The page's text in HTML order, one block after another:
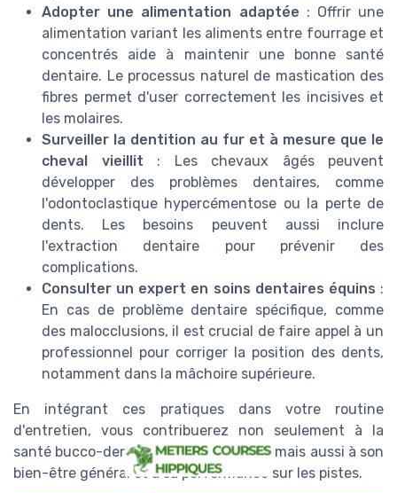
Adopter une alimentation adaptée : Offrir une
alimentation variant les aliments entre fourrage et
concentrés aide à maintenir une bonne santé
dentaire. Le processus naturel de mastication des
fibres permet d'user correctement les incisives et
les molaires.
Surveiller la dentition au fur et à mesure que le
cheval vieillit : Les chevaux âgés peuvent
développer des problèmes dentaires, comme
l'odontoclastique hypercémentose ou la perte de
dents. Les besoins peuvent aussi inclure
l'extraction dentaire pour prévenir des
complications.
Consulter un expert en soins dentaires équins :
En cas de problème dentaire spécifique, comme
des malocclusions, il est crucial de faire appel à un
professionnel pour corriger la position des dents,
notamment dans la mâchoire supérieure.
En intégrant ces pratiques dans votre routine
d'entretien, vous contribuerez non seulement à la
santé bucco-dentaire de votre cheval, mais aussi à son
bien-être général et à sa performance sur les pistes.